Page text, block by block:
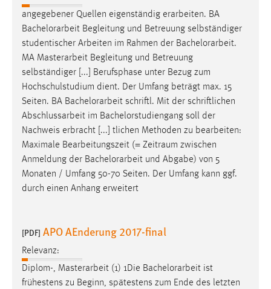
angegebener Quellen eigenständig erarbeiten. BA
Bachelorarbeit Begleitung und Betreuung selbständiger
studentischer Arbeiten im Rahmen der Bachelorarbeit.
MA Masterarbeit Begleitung und Betreuung
selbständiger [...] Berufsphase unter Bezug zum
Hochschulstudium dient. Der Umfang beträgt max. 15
Seiten. BA Bachelorarbeit schriftl. Mit der schriftlichen
Abschlussarbeit im Bachelorstudiengang soll der
Nachweis erbracht [...] tlichen Methoden zu bearbeiten:
Maximale Bearbeitungszeit (= Zeitraum zwischen
Anmeldung der Bachelorarbeit und Abgabe) von 5
Monaten / Umfang 50-70 Seiten. Der Umfang kann ggf.
durch einen Anhang erweitert
[PDF] APO AEnderung 2017-final
Relevanz:
Diplom-, Masterarbeit (1) 1Die Bachelorarbeit ist
frühestens zu Beginn, spätestens zum Ende des letzten